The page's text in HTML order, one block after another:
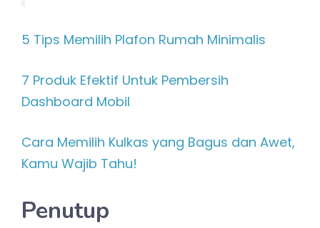
5 Tips Memilih Plafon Rumah Minimalis
7 Produk Efektif Untuk Pembersih
Dashboard Mobil
Cara Memilih Kulkas yang Bagus dan Awet,
Kamu Wajib Tahu!
Penutup